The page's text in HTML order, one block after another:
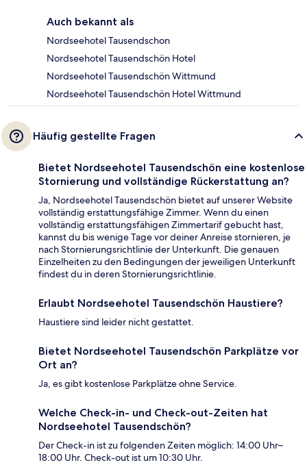
Auch bekannt als
Nordseehotel Tausendschon
Nordseehotel Tausendschön Hotel
Nordseehotel Tausendschön Wittmund
Nordseehotel Tausendschön Hotel Wittmund
Häufig gestellte Fragen
Bietet Nordseehotel Tausendschön eine kostenlose
Stornierung und vollständige Rückerstattung an?
Ja, Nordseehotel Tausendschön bietet auf unserer Website
vollständig erstattungsfähige Zimmer. Wenn du einen
vollständig erstattungsfähigen Zimmertarif gebucht hast,
kannst du bis wenige Tage vor deiner Anreise stornieren, je
nach Stornierungsrichtlinie der Unterkunft. Die genauen
Einzelheiten zu den Bedingungen der jeweiligen Unterkunft
findest du in deren Stornierungsrichtlinie.
Erlaubt Nordseehotel Tausendschön Haustiere?
Haustiere sind leider nicht gestattet.
Bietet Nordseehotel Tausendschön Parkplätze vor
Ort an?
Ja, es gibt kostenlose Parkplätze ohne Service.
Welche Check-in- und Check-out-Zeiten hat
Nordseehotel Tausendschön?
Der Check-in ist zu folgenden Zeiten möglich: 14:00 Uhr–
18:00 Uhr. Check-out ist um 10:30 Uhr.